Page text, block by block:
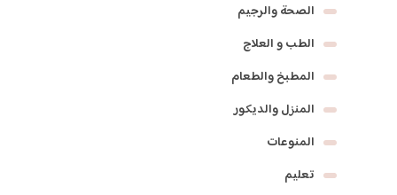
الصحة والرجيم
الطب و العلاج
المطبخ والطعام
المنزل والديكور
المنوعات
تعليم